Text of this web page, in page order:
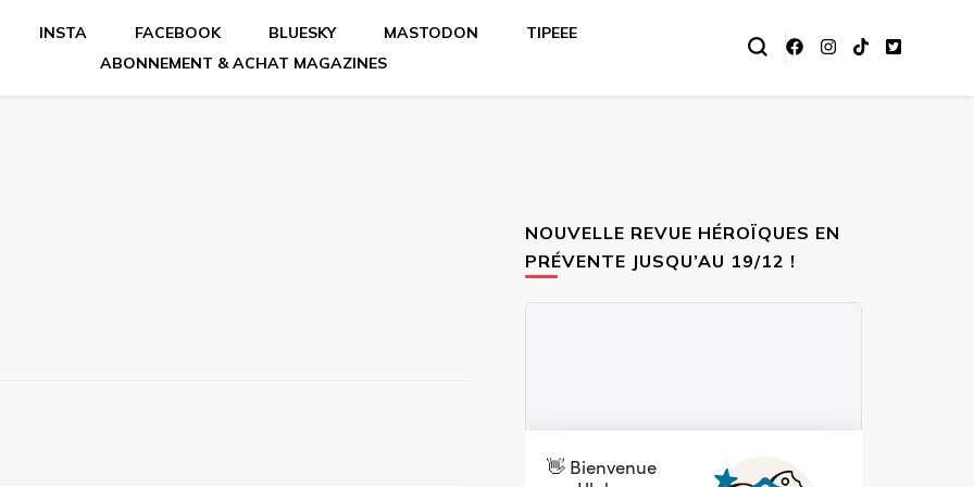
INSTA FACEBOOK BLUESKY MASTODON
TIPEEE
ABONNEMENT & ACHAT MAGAZINES
NOUVELLE REVUE HÉROÏQUES EN
PRÉVENTE JUSQU’AU 19/12 !